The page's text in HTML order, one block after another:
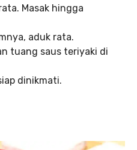
Masak hingga
aduk rata.
tuang saus teriyaki di
dinikmati.